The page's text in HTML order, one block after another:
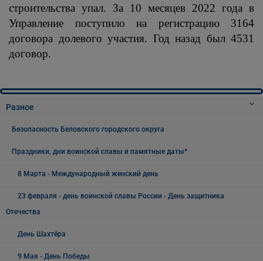
строительства упал. За 10 месяцев 2022 года в
Управление поступило на регистрацию 3164
договора долевого участия. Год назад был 4531
договор.
Разное
Безопасность Беловского городского округа
Праздники, дни воинской славы и памятные даты*
8 Марта - Международный женский день
23 февраля - день воинской славы России - День защитника
Отечества
День Шахтёра
9 Мая - День Победы